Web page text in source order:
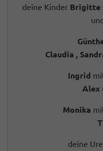
deine Kinder Brigitte
Claudia ,
Ingrid
Alex
Monika
deine